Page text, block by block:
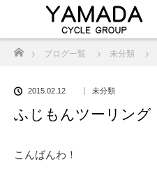
ブログ一覧 未分類
2015.02.12 未分類
ふじもんツーリング
こんばんわ！